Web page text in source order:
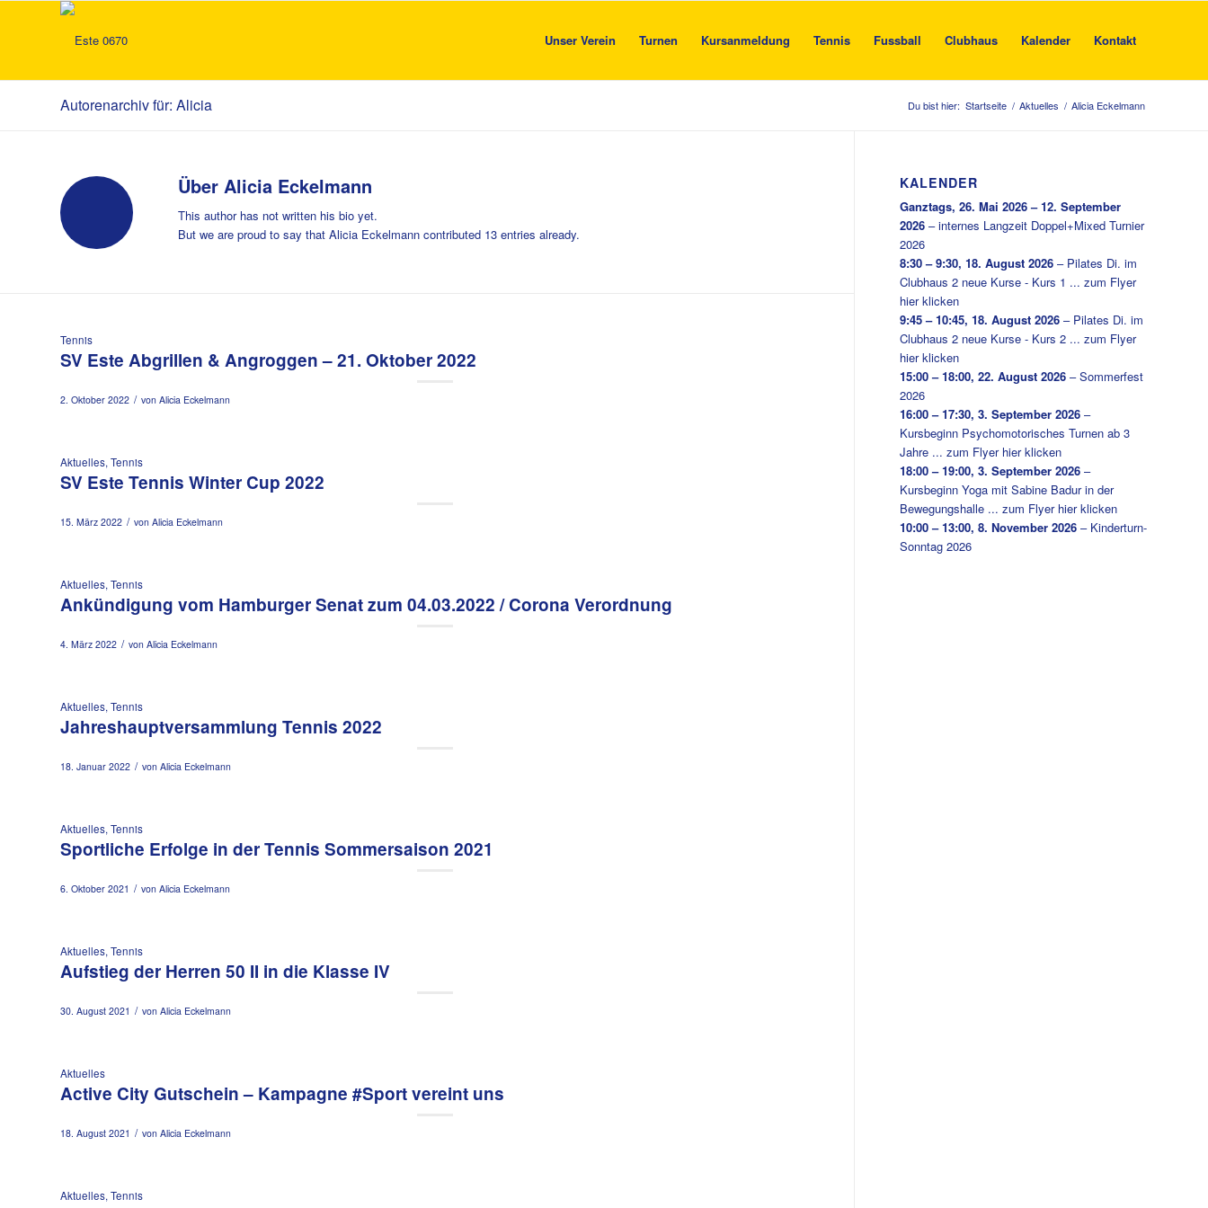
Unser Verein Turnen Kursanmeldung Tennis Fussball Clubhaus Kalender Kontakt
Autorenarchiv für: Alicia Du bist hier: Startseite / Aktuelles / Alicia Eckelmann
Über Alicia Eckelmann
This author has not written his bio yet.
But we are proud to say that Alicia Eckelmann contributed 13 entries already.
Tennis
SV Este Abgrillen & Angroggen – 21. Oktober 2022
2. Oktober 2022 / von Alicia Eckelmann
Aktuelles, Tennis
SV Este Tennis Winter Cup 2022
15. März 2022 / von Alicia Eckelmann
Aktuelles, Tennis
Ankündigung vom Hamburger Senat zum 04.03.2022 / Corona Verordnung
4. März 2022 / von Alicia Eckelmann
Aktuelles, Tennis
Jahreshauptversammlung Tennis 2022
18. Januar 2022 / von Alicia Eckelmann
Aktuelles, Tennis
Sportliche Erfolge in der Tennis Sommersaison 2021
6. Oktober 2021 / von Alicia Eckelmann
Aktuelles, Tennis
Aufstieg der Herren 50 II in die Klasse IV
30. August 2021 / von Alicia Eckelmann
Aktuelles
Active City Gutschein – Kampagne #Sport vereint uns
18. August 2021 / von Alicia Eckelmann
Aktuelles, Tennis
KALENDER
Ganztags,26. Mai 2026 – 12. September
2026 –internes Langzeit Doppel+Mixed Turnier
2026
8:30 – 9:30,18. August 2026 – Pilates Di. im
Clubhaus 2 neue Kurse - Kurs 1 ... zum Flyer
hier klicken
9:45 – 10:45,18. August 2026 – Pilates Di. im
Clubhaus 2 neue Kurse - Kurs 2 ... zum Flyer
hier klicken
15:00 – 18:00,22. August 2026 –Sommerfest
2026
16:00 – 17:30,3. September 2026 –
Kursbeginn Psychomotorisches Turnen ab 3
Jahre ... zum Flyer hier klicken
18:00 – 19:00,3. September 2026 –
Kursbeginn Yoga mit Sabine Badur in der
Bewegungshalle ... zum Flyer hier klicken
10:00 – 13:00,8. November 2026 – Kinderturn-
Sonntag 2026